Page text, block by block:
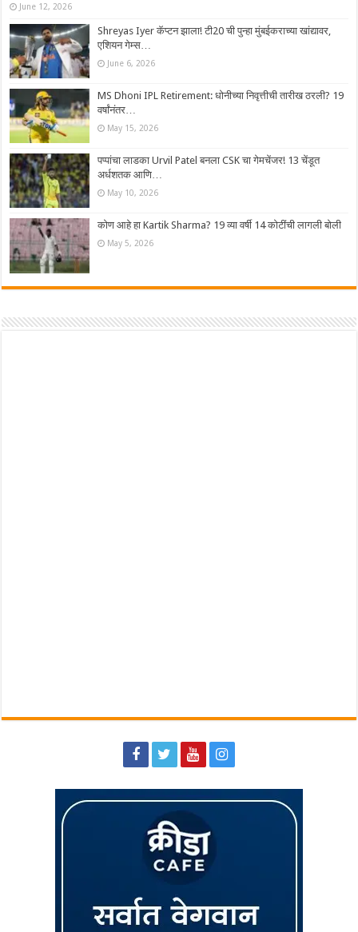
June 12, 2026
Shreyas Iyer कॅप्टन झाला! टी20 ची पुन्हा मुंबईकराच्या खांद्यावर,
एशियन गेम्स…
June 6, 2026
MS Dhoni IPL Retirement: धोनीच्या निवृत्तीची तारीख ठरली? 19
वर्षांनंतर…
May 15, 2026
पप्पांचा लाडका Urvil Patel बनला CSK चा गेमचेंजर! 13 चेंडूत
अर्धशतक आणि…
May 10, 2026
कोण आहे हा Kartik Sharma? 19 व्या वर्षी 14 कोटींची लागली बोली
May 5, 2026